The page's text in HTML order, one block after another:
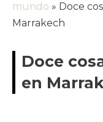
mundo » Doce
Marrakech
Doce
en